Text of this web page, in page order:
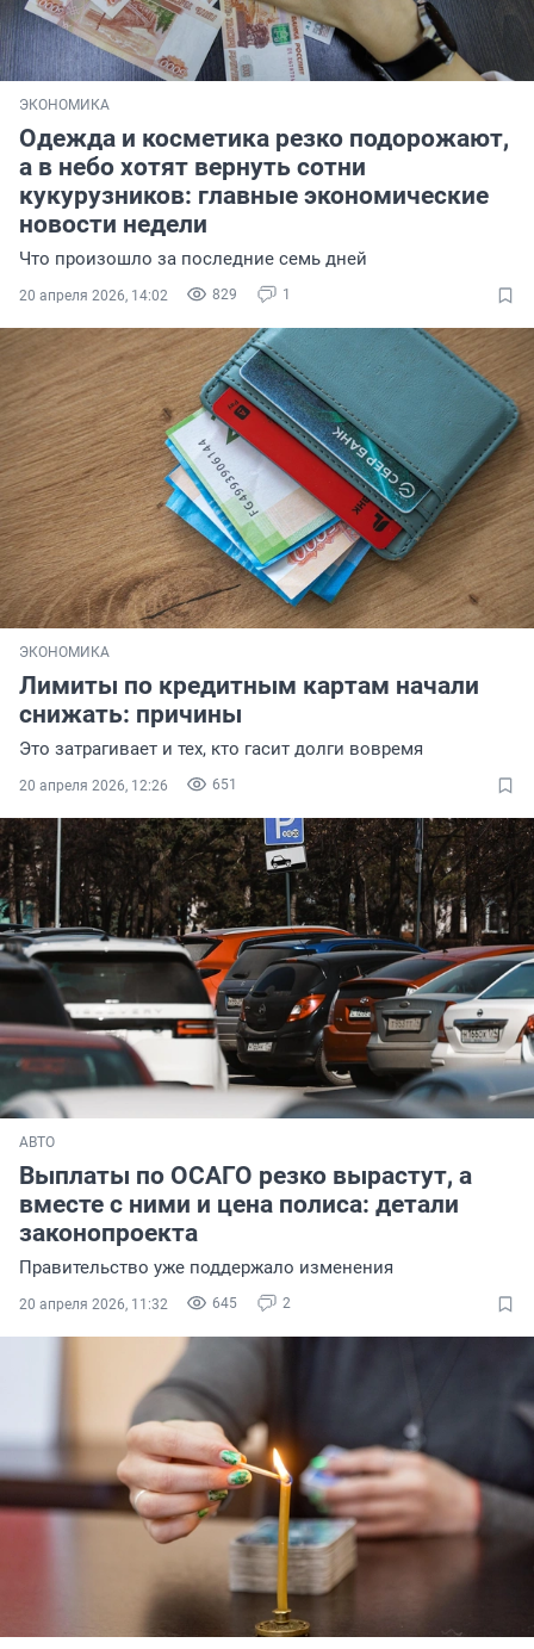
ЭКОНОМИКА
Одежда и косметика резко подорожают,
а в небо хотят вернуть сотни
кукурузников: главные экономические
новости недели
Что произошло за последние семь дней
829 1
20 апреля 2026, 14:02
ЭКОНОМИКА
Лимиты по кредитным картам начали
снижать: причины
Это затрагивает и тех, кто гасит долги вовремя
651
20 апреля 2026, 12:26
АВТО
Выплаты по ОСАГО резко вырастут, а
вместе с ними и цена полиса: детали
законопроекта
Правительство уже поддержало изменения
645 2
20 апреля 2026, 11:32